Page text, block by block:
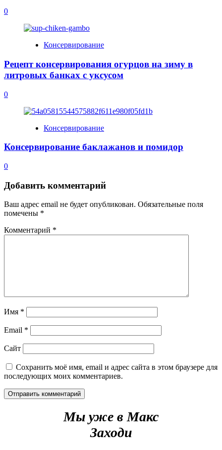
0
Консервирование
Рецепт консервирования огурцов на зиму в
литровых банках с уксусом
0
Консервирование
Консервирование баклажанов и помидор
0
Добавить комментарий
Ваш адрес email не будет опубликован. Обязательные поля
помечены *
Комментарий *
Имя *
Email *
Сайт
Сохранить моё имя, email и адрес сайта в этом браузере для
последующих моих комментариев.
Мы уже в Макс
Заходи